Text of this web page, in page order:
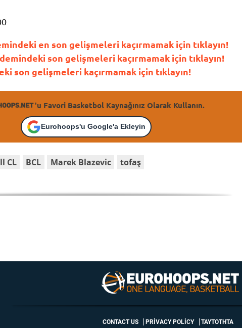
en son gelişmeleri kaçırmamak için tıklayın!
son gelişmeleri kaçırmamak için tıklayın!
son gelişmeleri kaçırmamak için tıklayın!
'u Favori Basketbol Kaynağınız Olarak Kullanın.
Eurohoops'u Google'a Ekleyin
CL BCL Marek Blazevic tofaş
CONTACT US PRIVACY POLICY ΤΑΥΤΟΤΗΤΑ